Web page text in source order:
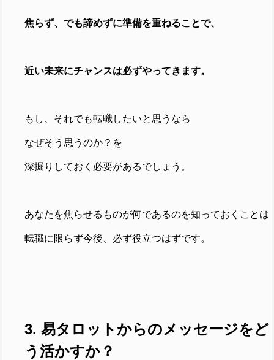
焦らず、でも諦めずに準備を重ねることで、
近い未来にチャンスは必ずやってきます。
もし、それでも転職したいと思うなら
なぜそう思うのか？を
深掘りしておく必要があるでしょう。
あなたを焦らせるものが何であるのを知っておくことは
転職に限らず今後、必ず役立つはずです。
3. 易タロットからのメッセージをど
う活かすか？